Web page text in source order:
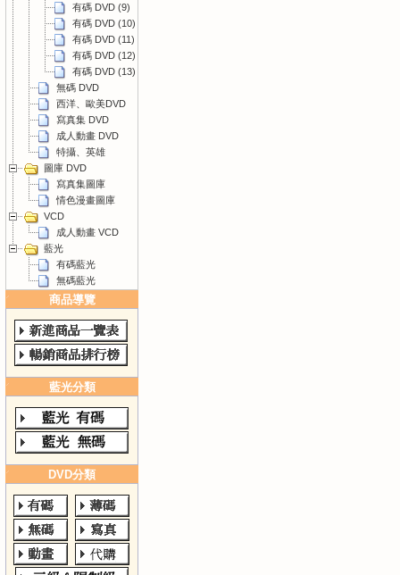
有碼 DVD (9)
有碼 DVD (10)
有碼 DVD (11)
有碼 DVD (12)
有碼 DVD (13)
無碼 DVD
西洋、歐美DVD
寫真集 DVD
成人動畫 DVD
特攝、英雄
圖庫 DVD
寫真集圖庫
情色漫畫圖庫
VCD
成人動畫 VCD
藍光
有碼藍光
無碼藍光
商品導覽
藍光分類
DVD分類